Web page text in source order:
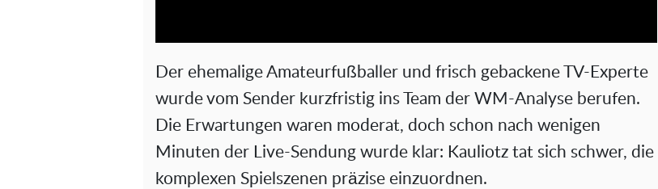
V
i
d
e
Der ehemalige Amateurfußballer und frisch gebackene TV-Experte
wurde vom Sender kurzfristig ins Team der WM-Analyse berufen.
Die Erwartungen waren moderat, doch schon nach wenigen
Minuten der Live-Sendung wurde klar: Kauliotz tat sich schwer, die
komplexen Spielszenen präzise einzuordnen.